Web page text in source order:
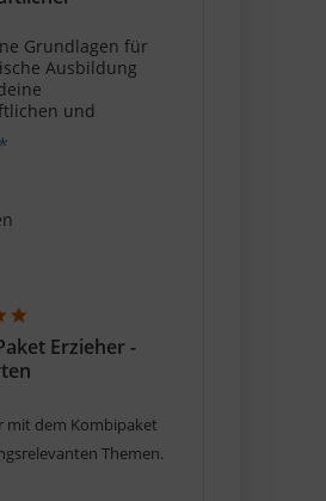
Grundlagen für
Ausbildung
und
während
unterstützen dich
Erzieher -
mit dem Kombipaket
Themen.